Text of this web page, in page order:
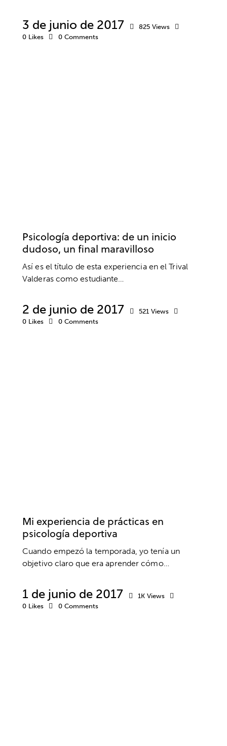
3 de junio de 2017 825 Views
0 Likes 0 Comments
Psicología deportiva: de un inicio
dudoso, un final maravilloso
Así es el título de esta experiencia en el Trival
Valderas como estudiante…
2 de junio de 2017 521 Views
0 Likes 0 Comments
Mi experiencia de prácticas en
psicología deportiva
Cuando empezó la temporada, yo tenía un
objetivo claro que era aprender cómo…
1 de junio de 2017 1K Views
0 Likes 0 Comments